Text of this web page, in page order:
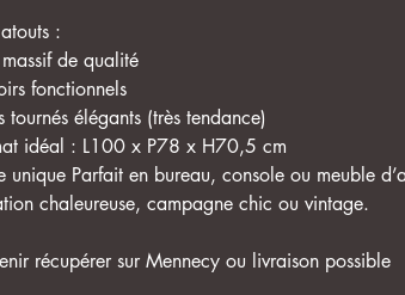
:
de qualité
fonctionnels
tournés élégants (très tendance)
idéal : L100 x P78 x H70,5 cm
unique Parfait en bureau, console ou meuble
chaleureuse, campagne chic ou vintage.
récupérer sur Mennecy ou livraison possible